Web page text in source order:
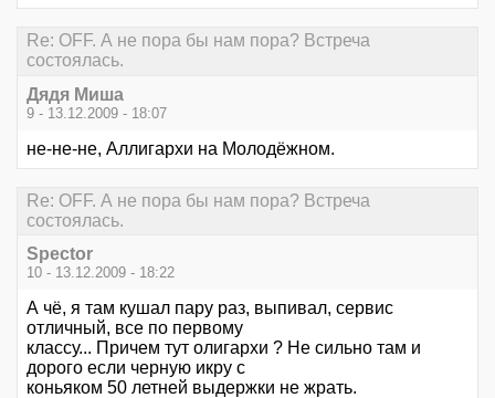
Re: OFF. А не пора бы нам пора? Встреча
состоялась.
Дядя Миша
9 - 13.12.2009 - 18:07
не-не-не, Аллигархи на Молодёжном.
Re: OFF. А не пора бы нам пора? Встреча
состоялась.
Spector
10 - 13.12.2009 - 18:22
А чё, я там кушал пару раз, выпивал, сервис
отличный, все по первому
классу... Причем тут олигархи ? Не сильно там и
дорого если черную икру с
коньяком 50 летней выдержки не жрать.